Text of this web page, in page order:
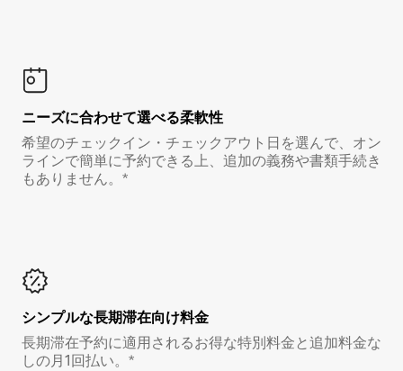
ニーズに合わせて選べる柔軟性
希望のチェックイン・チェックアウト日を選んで、オン
ラインで簡単に予約できる上、追加の義務や書類手続き
もありません。*
シンプルな長期滞在向け料金
長期滞在予約に適用されるお得な特別料金と追加料金な
しの月1回払い。*